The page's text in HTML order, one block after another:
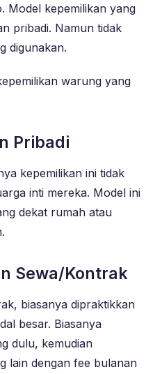
Model kepemilikan yang
pribadi. Namun tidak
digunakan.
warung yang
Pribadi
kepemilikan ini tidak
inti mereka. Model ini
dekat rumah atau
Sewa/Kontrak
biasanya dipraktikkan
besar. Biasanya
dulu, kemudian
lain dengan fee bulanan